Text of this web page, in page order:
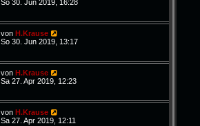
So 30. Jun 2019, 16:28
vonH.Krause
So 30. Jun 2019, 13:17
vonH.Krause
Sa 27. Apr 2019, 12:23
vonH.Krause
Sa 27. Apr 2019, 12:11